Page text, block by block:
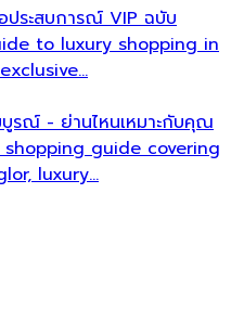
ประสบการณ์ VIP ฉบับ
to luxury shopping in
รณ์ - ย่านไหนเหมาะกับคุณ
guide covering
luxury…